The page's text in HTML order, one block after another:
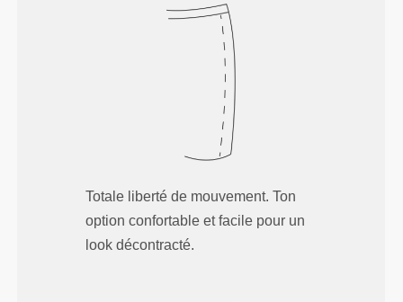
Totale liberté de mouvement. Ton
option confortable et facile pour un
look décontracté.